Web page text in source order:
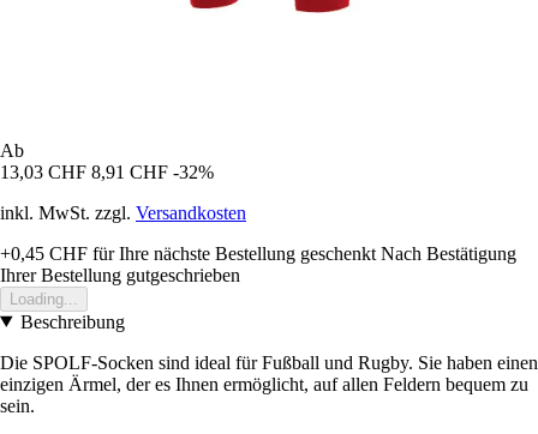
Ab
13,03 CHF 8,91 CHF -32%
inkl. MwSt. zzgl. Versandkosten
+0,45 CHF für Ihre nächste Bestellung geschenkt Nach Bestätigung
Ihrer Bestellung gutgeschrieben
Loading...
Beschreibung
Die SPOLF-Socken sind ideal für Fußball und Rugby. Sie haben einen
einzigen Ärmel, der es Ihnen ermöglicht, auf allen Feldern bequem zu
sein.